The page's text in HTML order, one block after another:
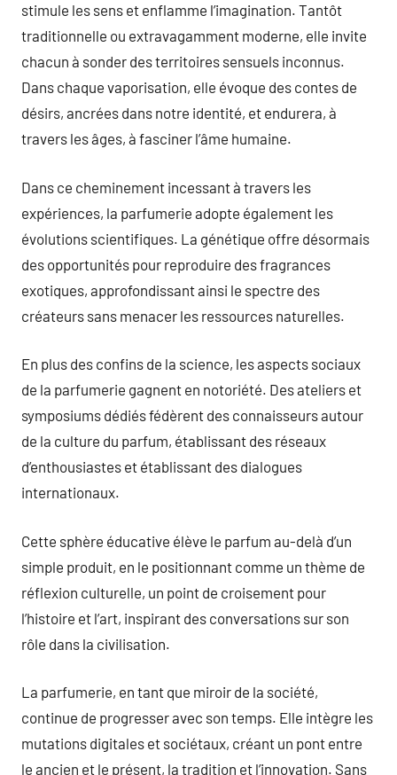
stimule les sens et enflamme l’imagination. Tantôt
traditionnelle ou extravagamment moderne, elle invite
chacun à sonder des territoires sensuels inconnus.
Dans chaque vaporisation, elle évoque des contes de
désirs, ancrées dans notre identité, et endurera, à
travers les âges, à fasciner l’âme humaine.
Dans ce cheminement incessant à travers les
expériences, la parfumerie adopte également les
évolutions scientifiques. La génétique offre désormais
des opportunités pour reproduire des fragrances
exotiques, approfondissant ainsi le spectre des
créateurs sans menacer les ressources naturelles.
En plus des confins de la science, les aspects sociaux
de la parfumerie gagnent en notoriété. Des ateliers et
symposiums dédiés fédèrent des connaisseurs autour
de la culture du parfum, établissant des réseaux
d’enthousiastes et établissant des dialogues
internationaux.
Cette sphère éducative élève le parfum au-delà d’un
simple produit, en le positionnant comme un thème de
réflexion culturelle, un point de croisement pour
l’histoire et l’art, inspirant des conversations sur son
rôle dans la civilisation.
La parfumerie, en tant que miroir de la société,
continue de progresser avec son temps. Elle intègre les
mutations digitales et sociétaux, créant un pont entre
le ancien et le présent, la tradition et l’innovation. Sans